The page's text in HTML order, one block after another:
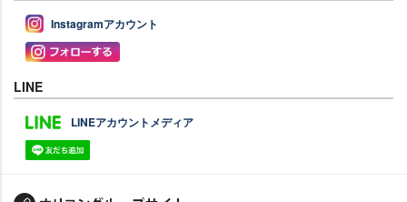
Instagramアカウント
LINE
LINEアカウントメディア